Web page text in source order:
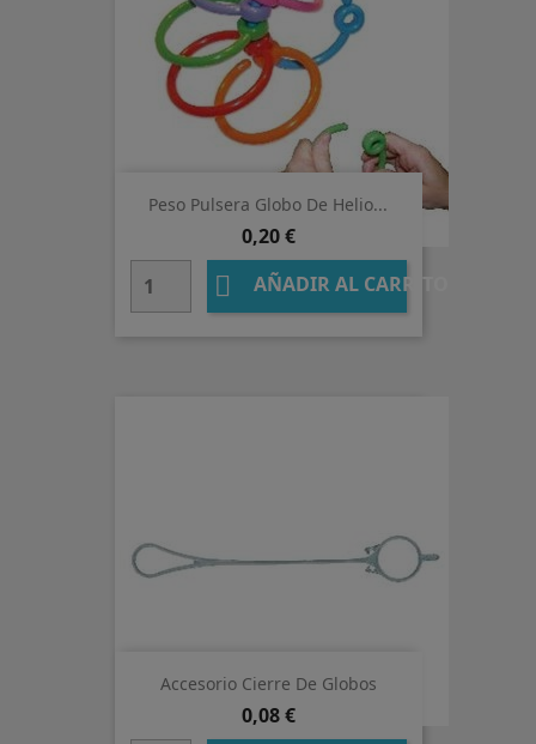
Peso Pulsera Globo De Helio...
Precio
0,20 €
 AÑADIR AL CARRITO
Accesorio Cierre De Globos
Precio
0,08 €